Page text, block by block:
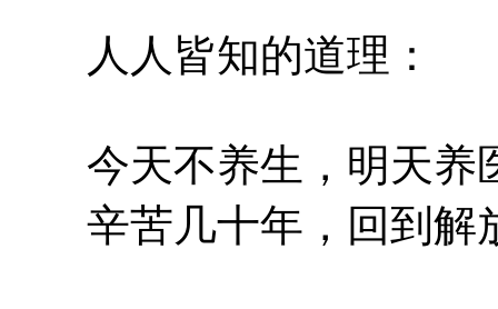
人人皆知的道理：
今天不养生，明天养
辛苦几十年，回到解